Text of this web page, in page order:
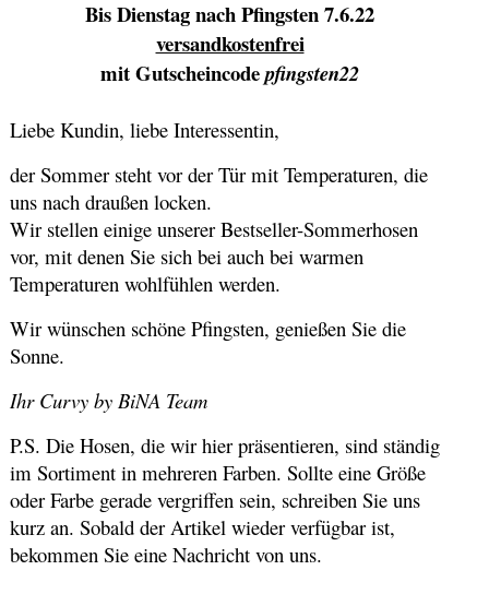
Bis Dienstag nach Pfingsten 7.6.22
versandkostenfrei
mit Gutscheincodepfingsten22
Liebe Kundin, liebe Interessentin,
der Sommer steht vor der Tür mit Temperaturen, die
uns nach draußen locken.
Wir stellen einige unserer Bestseller-Sommerhosen
vor, mit denen Sie sich bei auch bei warmen
Temperaturen wohlfühlen werden.
Wir wünschen schöne Pfingsten, genießen Sie die
Sonne.
Ihr Curvy by BiNA Team
P.S. Die Hosen, die wir hier präsentieren, sind ständig
im Sortiment in mehreren Farben. Sollte eine Größe
oder Farbe gerade vergriffen sein, schreiben Sie uns
kurz an. Sobald der Artikel wieder verfügbar ist,
bekommen Sie eine Nachricht von uns.